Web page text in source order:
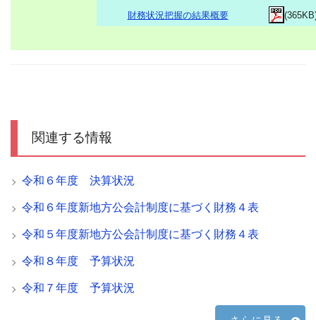
財務状況把握の結果概要
関連する情報
令和６年度 決算状況
令和６年度新地方公会計制度に基づく財務４表
令和５年度新地方公会計制度に基づく財務４表
令和８年度 予算状況
令和７年度 予算状況